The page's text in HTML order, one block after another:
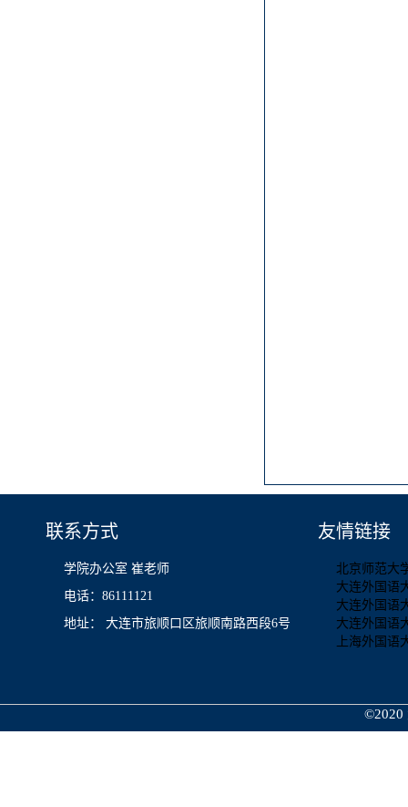
联系方式
学院办公室 崔老师
电话：86111121
地址： 大连市旅顺口区旅顺南路西段6号
友情链接
北京师范大
大连外国语
大连外国语
大连外国语
上海外国语
©2020